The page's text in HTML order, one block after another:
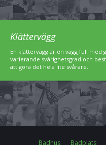
Klättervägg
En klättervägg är en vägg full
varierande svårighetsgrad och
att göra det hela lite svårare.
Badhus Badplats